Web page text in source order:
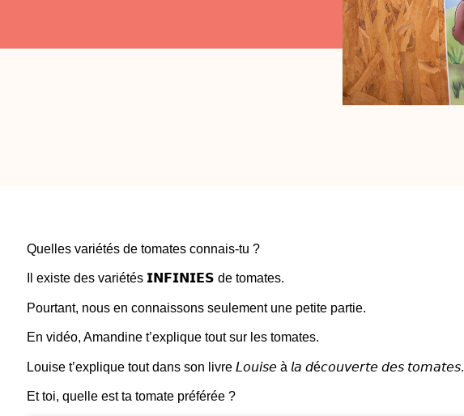
Quelles variétés de tomates connais-tu ?
Il existe des variétés 𝗜𝗡𝗙𝗜𝗡𝗜𝗘𝗦 de tomates.
Pourtant, nous en connaissons seulement une petite partie.
En vidéo, Amandine t’explique tout sur les tomates.
Louise t’explique tout dans son livre 𝘓𝘰𝘶𝘪𝘴𝘦 à 𝘭𝘢 𝘥é𝘤𝘰𝘶𝘷𝘦𝘳𝘵𝘦 𝘥𝘦𝘴 𝘵𝘰𝘮𝘢𝘵𝘦𝘴.
Et toi, quelle est ta tomate préférée ?